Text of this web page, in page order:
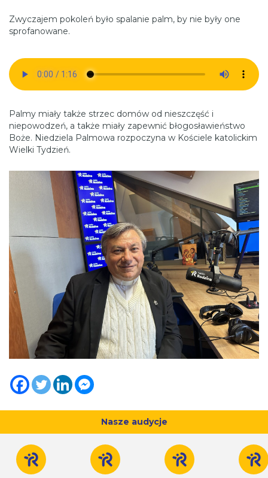
Zwyczajem pokoleń było spalanie palm, by nie były one
sprofanowane.
Palmy miały także strzec domów od nieszczęść i
niepowodzeń, a także miały zapewnić błogosławieństwo
Boże. Niedziela Palmowa rozpoczyna w Kościele katolickim
Wielki Tydzień.
Nasze audycje